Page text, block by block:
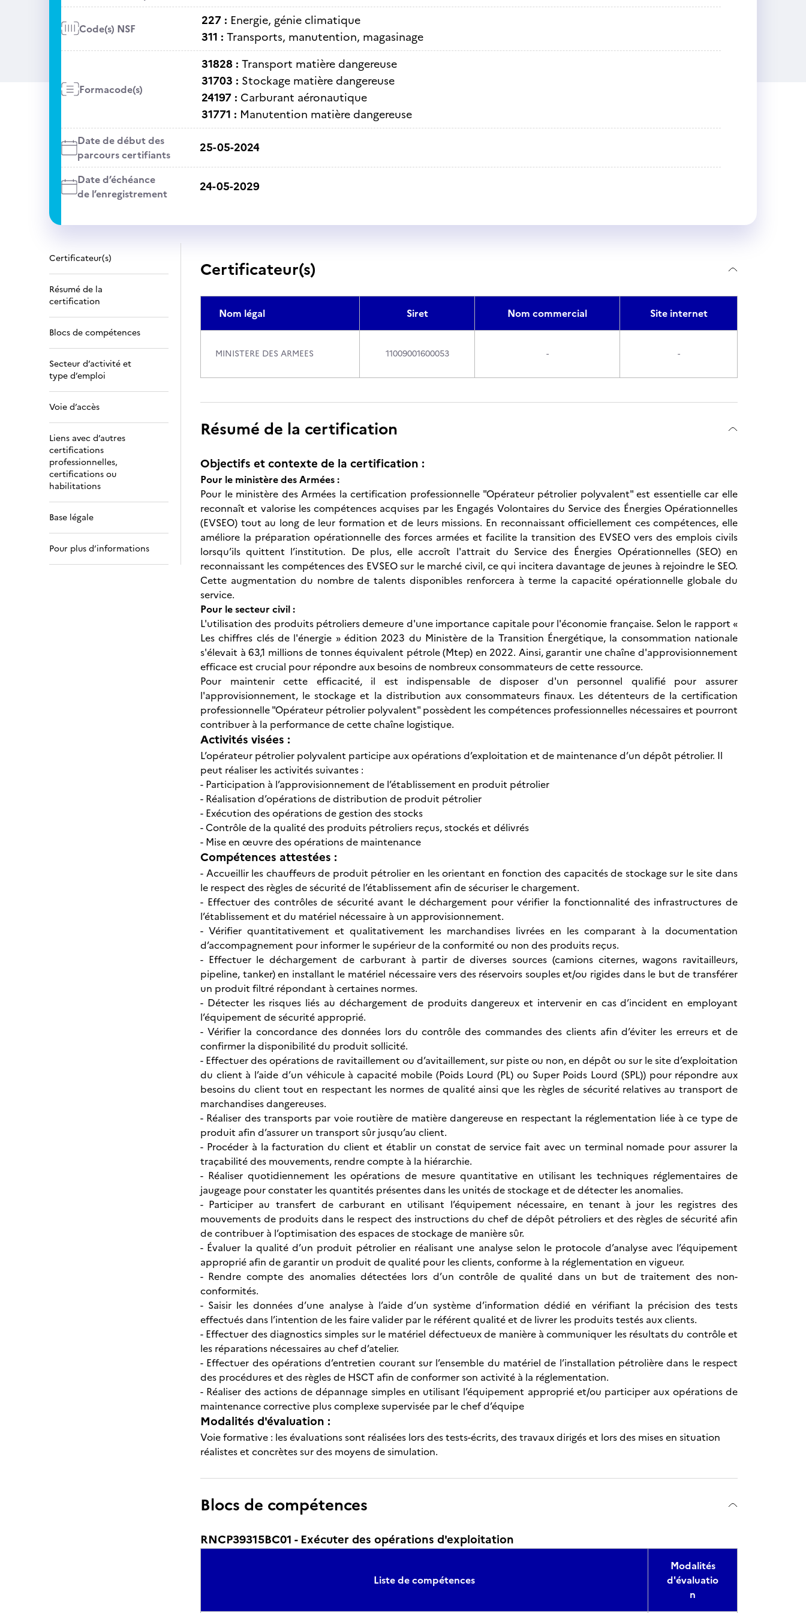
Code(s) NSF
227 : Energie, génie climatique
311 : Transports, manutention, magasinage
Formacode(s)
31828 : Transport matière dangereuse
31703 : Stockage matière dangereuse
24197 : Carburant aéronautique
31771 : Manutention matière dangereuse
Date de début des
parcours certifiants
25-05-2024
Date d’échéance
de l’enregistrement
24-05-2029
Certificateur(s)
Résumé de la
certification
Blocs de compétences
Secteur d’activité et
type d’emploi
Voie d’accès
Liens avec d’autres
certifications
professionnelles,
certifications ou
habilitations
Base légale
Pour plus d’informations
Certificateur(s)
Nom légal Siret Nom commercial Site internet
MINISTERE DES ARMEES 11009001600053 - -
Résumé de la certification
Objectifs et contexte de la certification :
Pour le ministère des Armées :
Pour le ministère des Armées la certification professionnelle "Opérateur pétrolier polyvalent" est essentielle car elle
reconnaît et valorise les compétences acquises par les Engagés Volontaires du Service des Énergies Opérationnelles
(EVSEO) tout au long de leur formation et de leurs missions. En reconnaissant officiellement ces compétences, elle
améliore la préparation opérationnelle des forces armées et facilite la transition des EVSEO vers des emplois civils
lorsqu’ils quittent l’institution. De plus, elle accroît l'attrait du Service des Énergies Opérationnelles (SEO) en
reconnaissant les compétences des EVSEO sur le marché civil, ce qui incitera davantage de jeunes à rejoindre le SEO.
Cette augmentation du nombre de talents disponibles renforcera à terme la capacité opérationnelle globale du
service.
Pour le secteur civil :
L'utilisation des produits pétroliers demeure d'une importance capitale pour l'économie française. Selon le rapport «
Les chiffres clés de l'énergie » édition 2023 du Ministère de la Transition Énergétique, la consommation nationale
s'élevait à 63,1 millions de tonnes équivalent pétrole (Mtep) en 2022. Ainsi, garantir une chaîne d'approvisionnement
efficace est crucial pour répondre aux besoins de nombreux consommateurs de cette ressource.
Pour maintenir cette efficacité, il est indispensable de disposer d'un personnel qualifié pour assurer
l'approvisionnement, le stockage et la distribution aux consommateurs finaux. Les détenteurs de la certification
professionnelle "Opérateur pétrolier polyvalent" possèdent les compétences professionnelles nécessaires et pourront
contribuer à la performance de cette chaîne logistique.
Activités visées :
L’opérateur pétrolier polyvalent participe aux opérations d’exploitation et de maintenance d’un dépôt pétrolier. Il
peut réaliser les activités suivantes :
- Participation à l’approvisionnement de l’établissement en produit pétrolier
- Réalisation d’opérations de distribution de produit pétrolier
- Exécution des opérations de gestion des stocks
- Contrôle de la qualité des produits pétroliers reçus, stockés et délivrés
- Mise en œuvre des opérations de maintenance
Compétences attestées :
- Accueillir les chauffeurs de produit pétrolier en les orientant en fonction des capacités de stockage sur le site dans
le respect des règles de sécurité de l’établissement afin de sécuriser le chargement.
- Effectuer des contrôles de sécurité avant le déchargement pour vérifier la fonctionnalité des infrastructures de
l’établissement et du matériel nécessaire à un approvisionnement.
- Vérifier quantitativement et qualitativement les marchandises livrées en les comparant à la documentation
d’accompagnement pour informer le supérieur de la conformité ou non des produits reçus.
- Effectuer le déchargement de carburant à partir de diverses sources (camions citernes, wagons ravitailleurs,
pipeline, tanker) en installant le matériel nécessaire vers des réservoirs souples et/ou rigides dans le but de transférer
un produit filtré répondant à certaines normes.
- Détecter les risques liés au déchargement de produits dangereux et intervenir en cas d’incident en employant
l’équipement de sécurité approprié.
- Vérifier la concordance des données lors du contrôle des commandes des clients afin d’éviter les erreurs et de
confirmer la disponibilité du produit sollicité.
- Effectuer des opérations de ravitaillement ou d’avitaillement, sur piste ou non, en dépôt ou sur le site d’exploitation
du client à l’aide d’un véhicule à capacité mobile (Poids Lourd (PL) ou Super Poids Lourd (SPL)) pour répondre aux
besoins du client tout en respectant les normes de qualité ainsi que les règles de sécurité relatives au transport de
marchandises dangereuses.
- Réaliser des transports par voie routière de matière dangereuse en respectant la réglementation liée à ce type de
produit afin d’assurer un transport sûr jusqu’au client.
- Procéder à la facturation du client et établir un constat de service fait avec un terminal nomade pour assurer la
traçabilité des mouvements, rendre compte à la hiérarchie.
- Réaliser quotidiennement les opérations de mesure quantitative en utilisant les techniques réglementaires de
jaugeage pour constater les quantités présentes dans les unités de stockage et de détecter les anomalies.
- Participer au transfert de carburant en utilisant l’équipement nécessaire, en tenant à jour les registres des
mouvements de produits dans le respect des instructions du chef de dépôt pétroliers et des règles de sécurité afin
de contribuer à l’optimisation des espaces de stockage de manière sûr.
- Évaluer la qualité d’un produit pétrolier en réalisant une analyse selon le protocole d’analyse avec l’équipement
approprié afin de garantir un produit de qualité pour les clients, conforme à la réglementation en vigueur.
- Rendre compte des anomalies détectées lors d’un contrôle de qualité dans un but de traitement des non-
conformités.
- Saisir les données d’une analyse à l’aide d’un système d’information dédié en vérifiant la précision des tests
effectués dans l’intention de les faire valider par le référent qualité et de livrer les produits testés aux clients.
- Effectuer des diagnostics simples sur le matériel défectueux de manière à communiquer les résultats du contrôle et
les réparations nécessaires au chef d’atelier.
- Effectuer des opérations d’entretien courant sur l’ensemble du matériel de l’installation pétrolière dans le respect
des procédures et des règles de HSCT afin de conformer son activité à la réglementation.
- Réaliser des actions de dépannage simples en utilisant l’équipement approprié et/ou participer aux opérations de
maintenance corrective plus complexe supervisée par le chef d’équipe
Modalités d'évaluation :
Voie formative : les évaluations sont réalisées lors des tests-écrits, des travaux dirigés et lors des mises en situation
réalistes et concrètes sur des moyens de simulation.
Blocs de compétences
RNCP39315BC01 - Exécuter des opérations d'exploitation
Liste de compétences
Modalités
d'évaluatio
n